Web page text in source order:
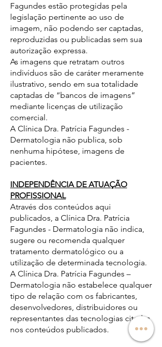
Fagundes estão protegidas pela
legislação pertinente ao uso de
imagem, não podendo ser captadas,
reproduzidas ou publicadas sem sua
autorização expressa.
As imagens que retratam outros
indivíduos são de caráter meramente
ilustrativo, sendo em sua totalidade
captadas de “bancos de imagens”
mediante licenças de utilização
comercial.
A Clínica Dra. Patrícia Fagundes -
Dermatologia não publica, sob
nenhuma hipótese, imagens de
pacientes.
INDEPENDÊNCIA DE ATUAÇÃO
PROFISSIONAL
Através dos conteúdos aqui
publicados, a Clínica Dra. Patrícia
Fagundes - Dermatologia não indica,
sugere ou recomenda qualquer
tratamento dermatológico ou a
utilização de determinada tecnologia.
A Clínica Dra. Patrícia Fagundes –
Dermatologia não estabelece qualquer
tipo de relação com os fabricantes,
desenvolvedores, distribuidores ou
representantes das tecnologias citadas
nos conteúdos publicados.